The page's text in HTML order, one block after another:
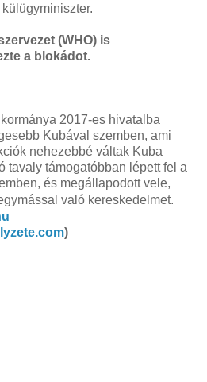
(WHO) is
a blokádot.
2017-es hivatalba
Kubával szemben, ami
nehezebbé váltak Kuba
tavaly támogatóbban lépett fel a
és megállapodott vele,
való kereskedelmet.
)